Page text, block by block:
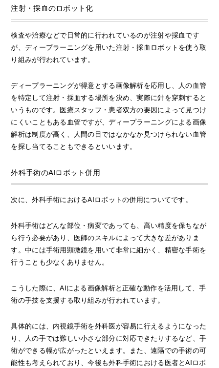
注射・採血のロボット化
検査や治療などで日常的に行われているのが注射や採血です
が、ディープラーニングを用いた注射・採血ロボットを使う取
り組みが行われています。
ディープラーニングが得意とする画像解析を応用し、人の血管
を特定して注射・採血する場所を決め、実際に針を穿刺すると
いうものです。医療スタッフ・患者双方の要因によって見つけ
にくいこともある血管ですが、ディープラーニングによる画像
解析は制度が高く、人間の目ではなかなか見つけられない血管
を探し当てることもできるといいます。
外科手術のAIロボット併用
次に、外科手術におけるAIロボットの併用についてです。
外科手術はどんな部位・病変であっても、高い精度を保ちなが
ら行う必要があり、医師のスキルによって大きな差がありま
す。中には手術用顕微鏡を用いて非常に細かく、精密な手術を
行うことも少なくありません。
こうした際に、AIによる画像解析と正確な動作を活用して、手
術の手技を支援する取り組みが行われています。
具体的には、内視鏡手術を外科医が容易に行えるようになった
り、人の手では難しい小さな部分に対応できたりするなど、手
術ができる幅が広がったといえます。また、遠隔での手術の可
能性も考えられており、今後も外科手術における医者とAIロボ